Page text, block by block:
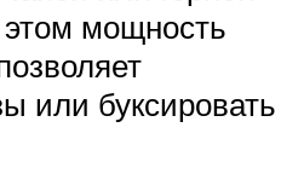
мощность
или буксировать